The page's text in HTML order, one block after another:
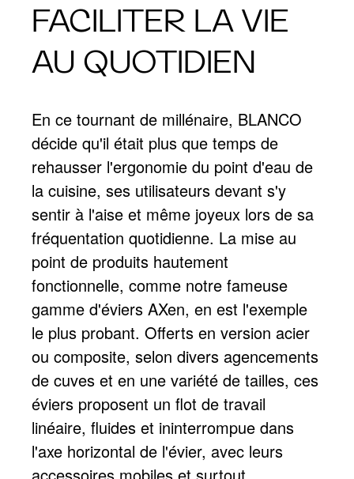
FACILITER LA VIE
AU QUOTIDIEN
En ce tournant de millénaire, BLANCO
décide qu'il était plus que temps de
rehausser l'ergonomie du point d'eau de
la cuisine, ses utilisateurs devant s'y
sentir à l'aise et même joyeux lors de sa
fréquentation quotidienne. La mise au
point de produits hautement
fonctionnelle, comme notre fameuse
gamme d'éviers AXen, en est l'exemple
le plus probant. Offerts en version acier
ou composite, selon divers agencements
de cuves et en une variété de tailles, ces
éviers proposent un flot de travail
linéaire, fluides et ininterrompue dans
l'axe horizontal de l'évier, avec leurs